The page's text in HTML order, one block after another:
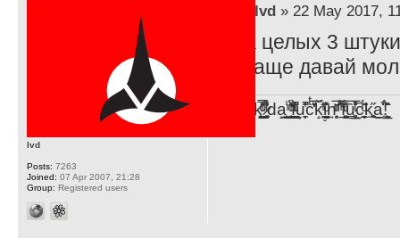
lvd» 22 May 2017,
Ага целых 3
А ваще давай
F̞͖̭̿̔ͯu̐̅cͬ̑ͩk̨̤̳͇̮̭̪̠̽̿̓̆ͭͩ ̷̩̰͎̩͓̘̾̀ͬ̊ͭ͛ͅda̝̺͙̬͎̝̾͟ ̰̜̝̯͉̯̖̓̎́ͨ̽ͫ͟f̟͇̭̀ͬͨͭ̐̚u̹̼̹̗̞͑̔͂͐̚cͭ̅̊̆̒̆ǩ̝̩̯́ͥ̔̍̑ḭ͓͍̳̬ͦ̽͂n͍͎͈̈̅ͩͬ ̊ͫ̂̾̑̈́f̲͚͉͓͗̋́ͧͦ̅ȗ͇̲̻͈̲̅̎͗͒ͭ͡c̬̟̠̹̯̈́ͩ͘ͅk̫̠̻̋͜a̲͒̾̇!͙͕̺͉̗̩̲̂̏̄̀
lvd
Posts: 7263
Joined: 07 Apr 2007, 21:28
Group: Registered users